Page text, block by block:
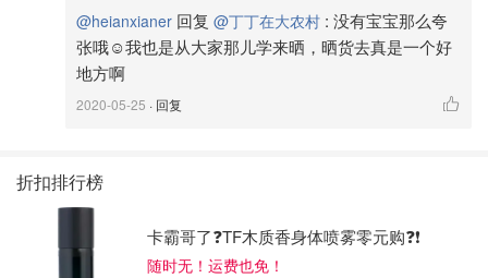
猪小排（肉多的那种）、土豆1颗（马铃薯、南瓜、芋头..类
似的都可）、市售蒸肉粉1包、米酒/甜酒酿1匙、豆瓣酱3
匙、酱油1匙、蒜3瓣切末、姜7-8片切末、切1根葱花
锅里，大碗再放在水槽里，开中小水流让肉肉们在“活水”中
@heianxianer 回复 @丁丁在大农村 : 没有宝宝那么夸
张哦☺️我也是从大家那儿学来晒，晒货去真是一个好
地方啊
2020-05-25 · 回复
折扣排行榜
卡霸哥了❓TF木质香身体喷雾零元购❓❗
随时无！运费也免！